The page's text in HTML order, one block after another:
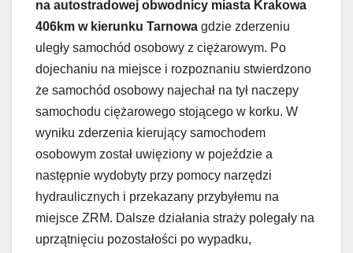
na autostradowej obwodnicy miasta Krakowa
406km w kierunku Tarnowa gdzie zderzeniu
uległy samochód osobowy z ciężarowym. Po
dojechaniu na miejsce i rozpoznaniu stwierdzono
że samochód osobowy najechał na tył naczepy
samochodu ciężarowego stojącego w korku. W
wyniku zderzenia kierujący samochodem
osobowym został uwięziony w pojeździe a
następnie wydobyty przy pomocy narzędzi
hydraulicznych i przekazany przybyłemu na
miejsce ZRM. Dalsze działania straży polegały na
uprzątnięciu pozostałości po wypadku,